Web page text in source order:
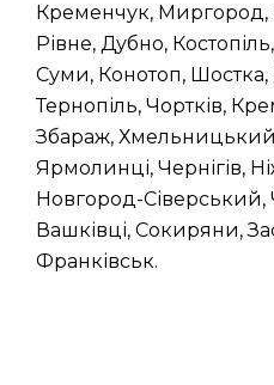
Кременчук, Миргород,
Рівне, Дубно,
Суми, Конотоп,
Тернопіль, Чортків,
Збараж,
Ярмолинці, Чернігів,
Новгород-Сіверський,
Вашківці, Сокиряни,
Франківськ.